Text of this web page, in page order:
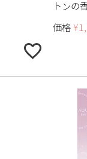
トンの
価格 ¥